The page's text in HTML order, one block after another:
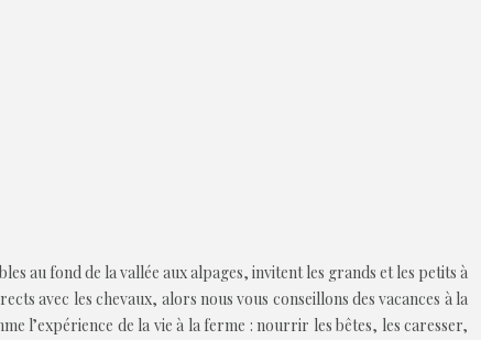
au fond de la vallée aux alpages, invitent les grands et les petits à
avec les chevaux, alors nous vous conseillons des vacances à la
l’expérience de la vie à la ferme : nourrir les bêtes, les caresser,